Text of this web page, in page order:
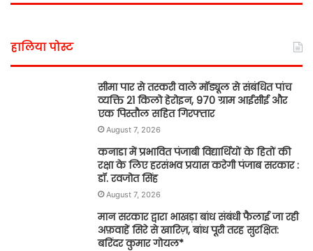
हालिया पोस्ट
सीमा पार से तस्करी वाले मॉड्यूल से संबंधित पांच
व्यक्ति 21 किलो हेरोइन, 970 ग्राम आईसीई और
एक पिस्तौल सहित गिरफ्तार
August 7, 2026
कनाडा में प्रभावित पंजाबी विद्यार्थियों के हितों की
रक्षा के लिए हरसंभव प्रयास करेगी पंजाब सरकार :
डॉ. रवजोत सिंह
August 7, 2026
मान सरकार द्वारा भाखड़ा बांध संबंधी फैलाई जा रही
अफ़वाहें सिरे से खारिज़, बांध पूरी तरह सुरक्षित:
बरिंदर कुमार गोयल*